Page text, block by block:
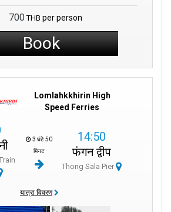
700 THB per person
Book
Lomlahkkhirin High
Speed Ferries
3 घंटे 50
मिनट
14:50
फंगन द्वीप
Thong Sala Pier
यात्रा विवरण